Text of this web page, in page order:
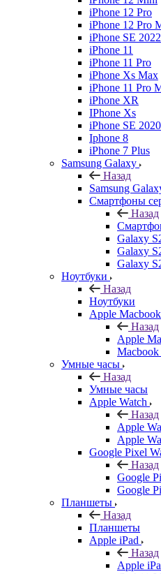
iPhone 12 Pro
iPhone 12 Pro
iPhone SE 2022
iPhone 11
iPhone 11 Pro
iPhone Xs Max
iPhone 11 Pro
iPhone XR
IPhone Xs
iPhone SE 2020
Iphone 8
iPhone 7 Plus
Samsung Galaxy
Назад
Samsung
Смартфоны
Назад
Galaxy
Galaxy
Galaxy
Ноутбуки
Назад
Ноутбуки
Apple Macbook
Назад
Apple
Умные часы
Назад
Умные часы
Apple Watch
Назад
Apple
Apple
Google Pixel
Назад
Google
Google
Планшеты
Назад
Планшеты
Apple iPad
Назад
Apple